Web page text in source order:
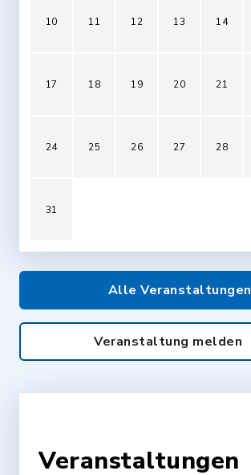
Veranstaltungen
10 11 12 13 14
17 18 19 20 21
24 25 26 27 28
31
Alle Veranstaltungen
Veranstaltung melden